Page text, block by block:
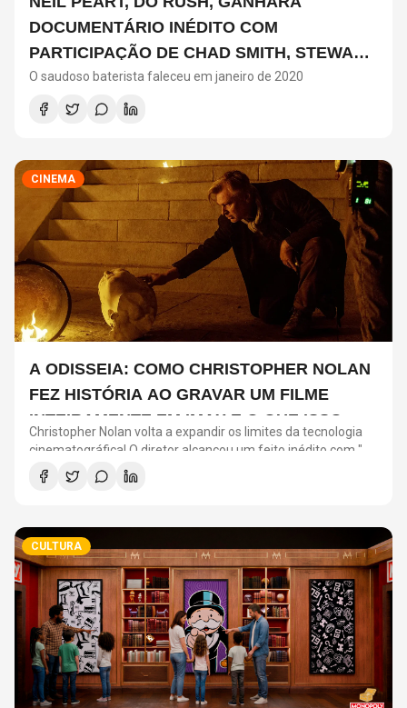
DOCUMENTÁRIO INÉDITO COM
PARTICIPAÇÃO DE CHAD SMITH, STEWART
COPELAND E DANNY CAREY
O saudoso baterista faleceu em janeiro de 2020
CINEMA
A ODISSEIA: COMO CHRISTOPHER NOLAN
FEZ HISTÓRIA AO GRAVAR UM FILME
INTEIRAMENTE EM IMAX E O QUE ISSO
SIGNIFICA
Christopher Nolan volta a expandir os limites da tecnologia
cinematográfica! O diretor alcançou um feito inédito com "A
Odisseia": o longa será o primeiro filme de ficção gravado
inteiramente com câmeras IMAX.
CULTURA